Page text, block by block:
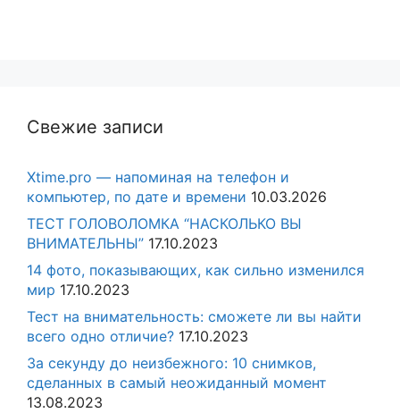
Свежие записи
Xtime.pro — напоминая на телефон и
компьютер, по дате и времени 10.03.2026
ТЕСТ ГОЛОВОЛОМКА “НАСКОЛЬКО ВЫ
ВНИМАТЕЛЬНЫ” 17.10.2023
14 фото, показывающих, как сильно изменился
мир 17.10.2023
Тест на внимательность: сможете ли вы найти
всего одно отличие? 17.10.2023
За секунду до неизбежного: 10 снимков,
сделанных в самый неожиданный момент
13.08.2023